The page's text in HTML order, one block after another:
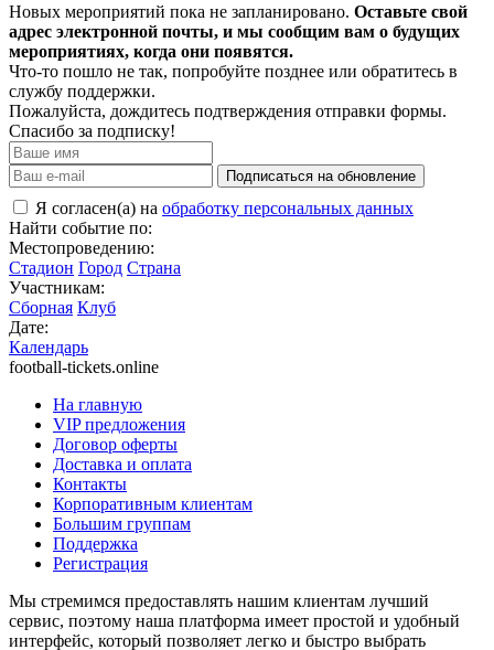
Новых мероприятий пока не запланировано. Оставьте свой
адрес электронной почты, и мы сообщим вам о будущих
мероприятиях, когда они появятся.
Что-то пошло не так, попробуйте позднее или обратитесь в
службу поддержки.
Пожалуйста, дождитесь подтверждения отправки формы.
Спасибо за подписку!
Подписаться на обновление
Я согласен(а) на обработку персональных данных
Найти событие по:
Местопроведению:
Стадион Город Страна
Участникам:
Сборная Клуб
Дате:
Календарь
football-tickets.online
На главную
VIP предложения
Договор оферты
Доставка и оплата
Контакты
Корпоративным клиентам
Большим группам
Поддержка
Регистрация
Мы стремимся предоставлять нашим клиентам лучший
сервис, поэтому наша платформа имеет простой и удобный
интерфейс, который позволяет легко и быстро выбрать